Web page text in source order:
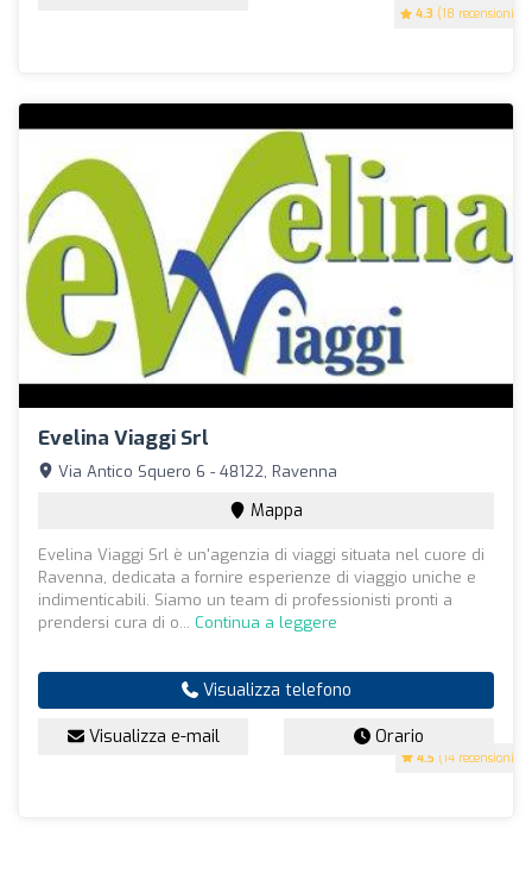
4.3 (18 recensioni)
Evelina Viaggi Srl
4.5 (14 recensioni)
Via Antico Squero 6 - 48122, Ravenna
Mappa
Evelina Viaggi Srl è un'agenzia di viaggi situata nel cuore di
Ravenna, dedicata a fornire esperienze di viaggio uniche e
indimenticabili. Siamo un team di professionisti pronti a
prendersi cura di o... Continua a leggere
Visualizza telefono
Visualizza e-mail Orario